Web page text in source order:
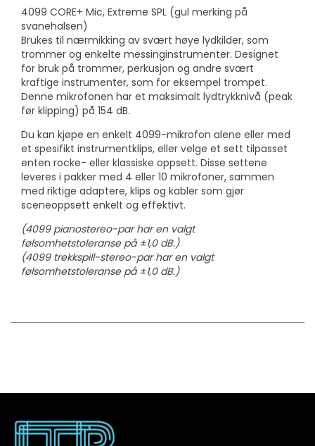
4099 CORE+ Mic, Extreme SPL (gul merking på
svanehalsen)
Brukes til nærmikking av svært høye lydkilder, som
trommer og enkelte messinginstrumenter. Designet
for bruk på trommer, perkusjon og andre svært
kraftige instrumenter, som for eksempel trompet.
Denne mikrofonen har et maksimalt lydtrykknivå (peak
før klipping) på 154 dB.
Du kan kjøpe en enkelt 4099-mikrofon alene eller med
et spesifikt instrumentklips, eller velge et sett tilpasset
enten rocke- eller klassiske oppsett. Disse settene
leveres i pakker med 4 eller 10 mikrofoner, sammen
med riktige adaptere, klips og kabler som gjør
sceneoppsett enkelt og effektivt.
(4099 pianostereo-par har en valgt
følsomhetstoleranse på ±1,0 dB.)
(4099 trekkspill-stereo-par har en valgt
følsomhetstoleranse på ±1,0 dB.)